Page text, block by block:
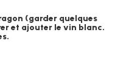
(garder quelques
et ajouter le vin blanc.